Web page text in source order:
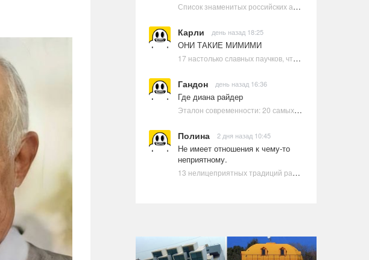
Список знаменитых российских артистов-евреев | Ультрамарин
Карли день назад 18:25
ОНИ ТАКИЕ МИМИМИ
17 настолько славных паучков, что даже у арахнофобов появится желание их погладить
Гандон день назад 16:36
Где диана райдер
Эталон современности: 20 самых красивых и привлекательных актрис Голливуда, по мнению Google | Ультрамарин
Полина 2 дня назад 10:45
Не имеет отношения к чему-то
неприятному.
13 нелицеприятных традиций разных стран, которые могут шокировать неподготовленного человека